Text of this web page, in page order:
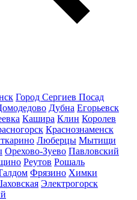
Город Сергиев Посад
Дубна Егорьевск
Кашира Клин Королев
Краснознаменск
Люберцы Мытищи
Орехово-Зуево Павловский
Реутов Рошаль
Фрязино Химки
Электрогорск